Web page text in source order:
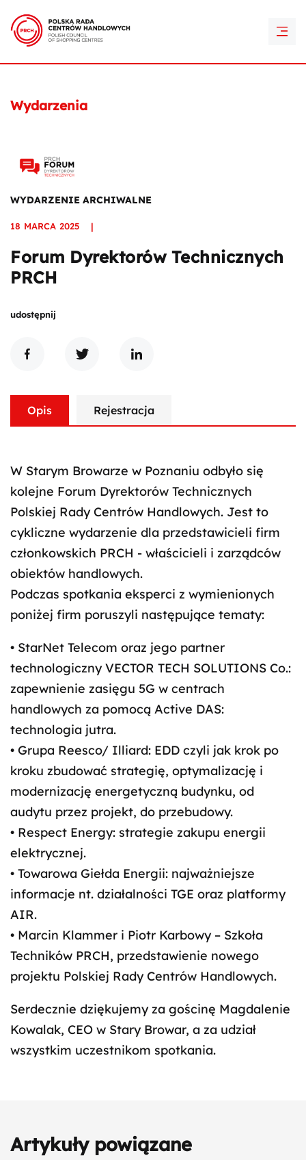
Wydarzenia
WYDARZENIE ARCHIWALNE
18 MARCA 2025 |
Forum Dyrektorów Technicznych
PRCH
udostępnij
Opis Rejestracja
W Starym Browarze w Poznaniu odbyło się
kolejne Forum Dyrektorów Technicznych
Polskiej Rady Centrów Handlowych. Jest to
cykliczne wydarzenie dla przedstawicieli firm
członkowskich PRCH - właścicieli i zarządców
obiektów handlowych.
Podczas spotkania eksperci z wymienionych
poniżej firm poruszyli następujące tematy:
• StarNet Telecom oraz jego partner
technologiczny VECTOR TECH SOLUTIONS Co.:
zapewnienie zasięgu 5G w centrach
handlowych za pomocą Active DAS:
technologia jutra.
• Grupa Reesco/ Illiard: EDD czyli jak krok po
kroku zbudować strategię, optymalizację i
modernizację energetyczną budynku, od
audytu przez projekt, do przebudowy.
• Respect Energy: strategie zakupu energii
elektrycznej.
• Towarowa Giełda Energii: najważniejsze
informacje nt. działalności TGE oraz platformy
AIR.
• Marcin Klammer i Piotr Karbowy – Szkoła
Techników PRCH, przedstawienie nowego
projektu Polskiej Rady Centrów Handlowych.
Serdecznie dziękujemy za gościnę Magdalenie
Kowalak, CEO w Stary Browar, a za udział
wszystkim uczestnikom spotkania.
Artykuły powiązane